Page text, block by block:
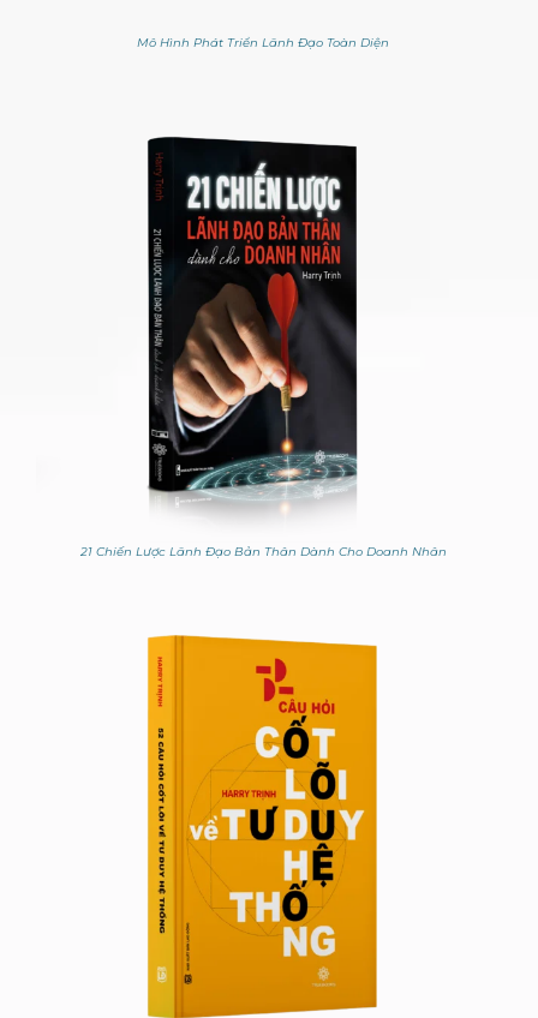
Mô Hình Phát Triển Lãnh Đạo Toàn Diện
21 Chiến Lược Lãnh Đạo Bản Thân Dành Cho Doanh Nhân